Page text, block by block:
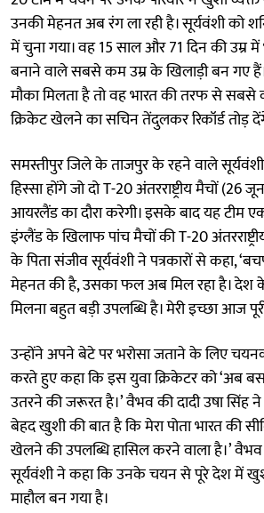
उनकी मेहनत अब रंग ला रही है। सूर्यवंशी को
में चुना गया। वह 15 साल और 71 दिन की उम्र में
बनाने वाले सबसे कम उम्र के खिलाड़ी बन गए
मौका मिलता है तो वह भारत की तरफ से सबसे
क्रिकेट खेलने का सचिन तेंदुलकर रिकॉर्ड तोड़
समस्तीपुर जिले के ताजपुर के रहने वाले
हिस्सा होंगे जो दो T-20 अंतरराष्ट्रीय मैचों
आयरलैंड का दौरा करेगी। इसके बाद यह टीम
इंग्लैंड के खिलाफ पांच मैचों की T-20
के पिता संजीव सूर्यवंशी ने पत्रकारों से कहा,
मेहनत की है, उसका फल अब मिल रहा है। देश
मिलना बहुत बड़ी उपलब्धि है। मेरी इच्छा आज
उन्होंने अपने बेटे पर भरोसा जताने के लिए
करते हुए कहा कि इस युवा क्रिकेटर को ‘अब
उतरने की जरूरत है।’ वैभव की दादी उषा सिंह
बेहद खुशी की बात है कि मेरा पोता भारत की
खेलने की उपलब्धि हासिल करने वाला है।’
सूर्यवंशी ने कहा कि उनके चयन से पूरे देश में
माहौल बन गया है।